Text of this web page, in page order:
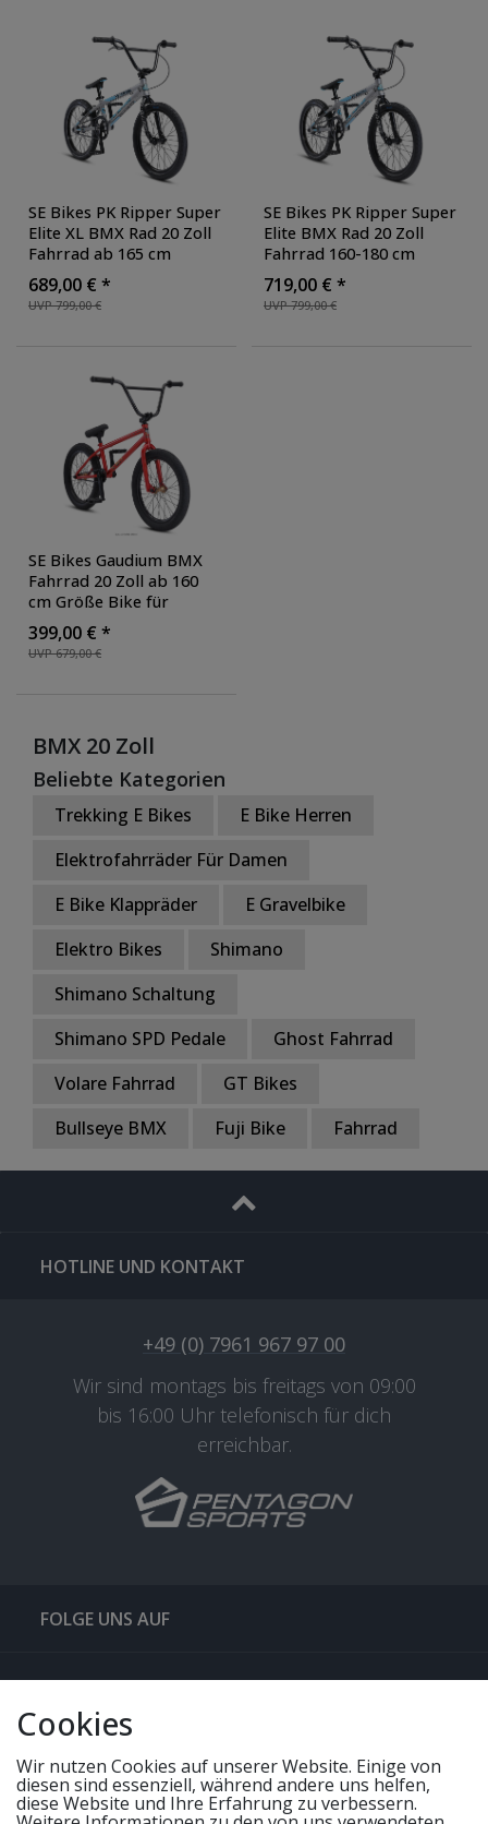
SE Bikes PK Ripper Super
Elite XL BMX Rad 20 Zoll
Fahrrad ab 165 cm
Aluminium mit Alienation
Felgen und Promax
Bremsen , Farbe: silber
UVP 799,00 €
689,00 € *
SE Bikes PK Ripper Super
Elite BMX Rad 20 Zoll
Fahrrad 160-180 cm
Aluminium mit Alienation
Felgen und Promax
Bremsen , Farbe: silber
UVP 799,00 €
719,00 € *
SE Bikes Gaudium BMX
Fahrrad 20 Zoll ab 160
cm Größe Bike für
Jugendliche und
Erwachsene Freestyle
Rad für Tricks im
UVP 679,00 €
399,00 € *
BMX 20 Zoll
Beliebte Kategorien
Trekking E Bikes
E Bike Herren
Elektrofahrräder Für Damen
E Bike Klappräder
E Gravelbike
Elektro Bikes
Shimano
Shimano Schaltung
Shimano SPD Pedale
Ghost Fahrrad
Volare Fahrrad
GT Bikes
Bullseye BMX
Fuji Bike Fahrrad
HOTLINE UND KONTAKT
+49 (0) 7961 967 97 00
Wir sind montags bis freitags von 09:00
bis 16:00 Uhr telefonisch für dich
erreichbar.
FOLGE UNS AUF
QUICKLINKS & TIPPS
Cookies
Wir nutzen Cookies auf unserer Website. Einige von
diesen sind essenziell, während andere uns helfen,
diese Website und Ihre Erfahrung zu verbessern.